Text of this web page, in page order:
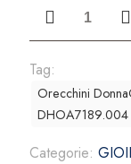
DonnaOro
Acquamarina
e
Diamanti
DHOA7189.004
Tag:
Orecchini
DHOA7189.004
Categorie: